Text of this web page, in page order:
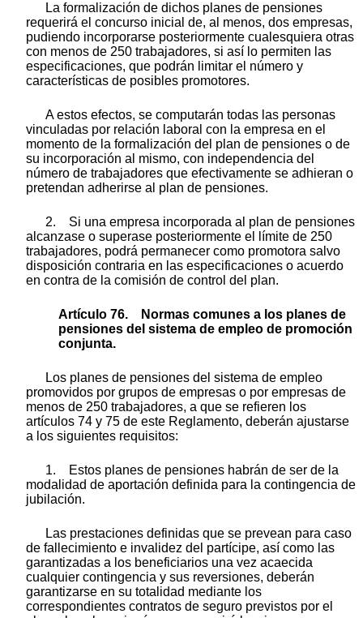
La formalización de dichos planes de pensiones
requerirá el concurso inicial de, al menos, dos empresas,
pudiendo incorporarse posteriormente cualesquiera otras
con menos de 250 trabajadores, si así lo permiten las
especificaciones, que podrán limitar el número y
características de posibles promotores.
A estos efectos, se computarán todas las personas
vinculadas por relación laboral con la empresa en el
momento de la formalización del plan de pensiones o de
su incorporación al mismo, con independencia del
número de trabajadores que efectivamente se adhieran o
pretendan adherirse al plan de pensiones.
2. Si una empresa incorporada al plan de pensiones
alcanzase o superase posteriormente el límite de 250
trabajadores, podrá permanecer como promotora salvo
disposición contraria en las especificaciones o acuerdo
en contra de la comisión de control del plan.
Artículo 76. Normas comunes a los planes de
pensiones del sistema de empleo de promoción
conjunta.
Los planes de pensiones del sistema de empleo
promovidos por grupos de empresas o por empresas de
menos de 250 trabajadores, a que se refieren los
artículos 74 y 75 de este Reglamento, deberán ajustarse
a los siguientes requisitos:
1. Estos planes de pensiones habrán de ser de la
modalidad de aportación definida para la contingencia de
jubilación.
Las prestaciones definidas que se prevean para caso
de fallecimiento e invalidez del partícipe, así como las
garantizadas a los beneficiarios una vez acaecida
cualquier contingencia y sus reversiones, deberán
garantizarse en su totalidad mediante los
correspondientes contratos de seguro previstos por el